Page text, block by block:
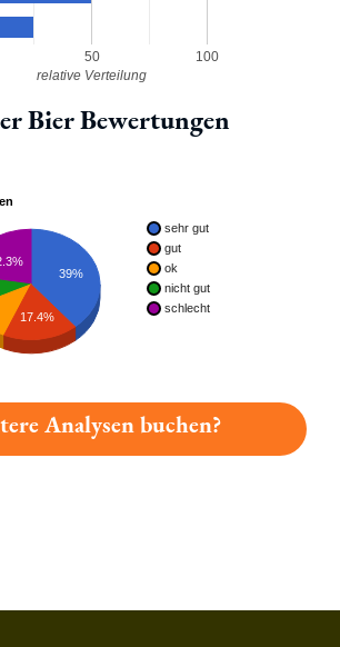
50 100
relative Verteilung
Bier Bewertungen
sehr gut
gut
ok
nicht gut
schlecht
39%
17.4%
Analysen buchen?